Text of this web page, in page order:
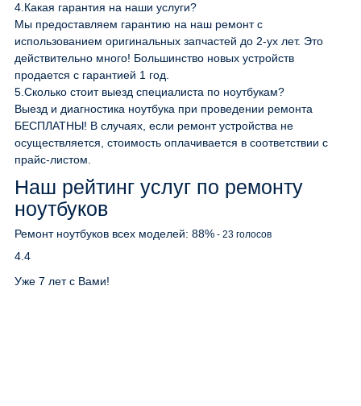
4. Какая гарантия на наши услуги?
Мы предоставляем гарантию на наш ремонт с
использованием оригинальных запчастей до 2-ух лет. Это
действительно много! Большинство новых устройств
продается с гарантией 1 год.
5. Сколько стоит выезд специалиста по ноутбукам?
Выезд и диагностика ноутбука при проведении ремонта
БЕСПЛАТНЫ! В случаях, если ремонт устройства не
осуществляется, стоимость оплачивается в соответствии с
прайс-листом.
Наш рейтинг услуг по ремонту
ноутбуков
Ремонт ноутбуков всех моделей: 88% - 23 голосов
4.4
Уже 7 лет с Вами!